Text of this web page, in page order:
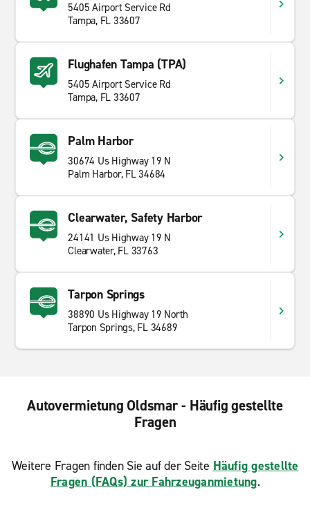
5405 Airport Service Rd
Tampa, FL 33607
Flughafen Tampa (TPA)
5405 Airport Service Rd
Tampa, FL 33607
Palm Harbor
30674 Us Highway 19 N
Palm Harbor, FL 34684
Clearwater, Safety Harbor
24141 Us Highway 19 N
Clearwater, FL 33763
Tarpon Springs
38890 Us Highway 19 North
Tarpon Springs, FL 34689
Autovermietung Oldsmar - Häufig gestellte
Fragen
Weitere Fragen finden Sie auf der Seite Häufig gestellte
Fragen (FAQs) zur Fahrzeuganmietung.